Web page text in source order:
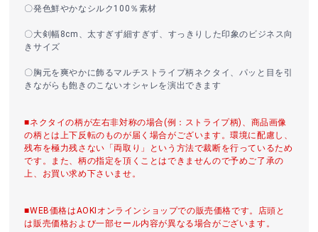
〇発色鮮やかなシルク100％素材
〇大剣幅8cm、太すぎず細すぎず、すっきりした印象のビジネス向
きサイズ
〇胸元を爽やかに飾るマルチストライプ柄ネクタイ、パッと目を引
きながらも飽きのこないオシャレを演出できます
■ネクタイの柄が左右非対称の場合(例：ストライプ柄)、商品画像
の柄とは上下反転のものが届く場合がございます。環境に配慮し、
残布を極力残さない「両取り」という方法で裁断を行っているため
です。また、柄の指定を頂くことはできませんので予めご了承の
上、お買い求め下さいませ。
■WEB価格はAOKIオンラインショップでの販売価格です。店頭と
は販売価格および一部セール内容が異なる場合がございます。